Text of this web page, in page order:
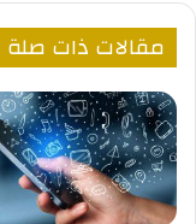
مقالات ذات صلة